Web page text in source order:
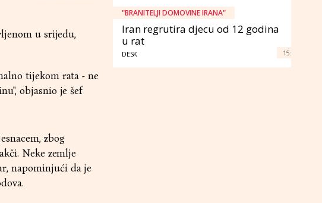
u srijedu,
tijekom rata - ne
objasnio je šef
zbog
Neke zemlje
napominjući da je
"BRANITELJI DOMOVINE IRANA"
Iran regrutira djecu od 12 godina
u rat
DESK 15: